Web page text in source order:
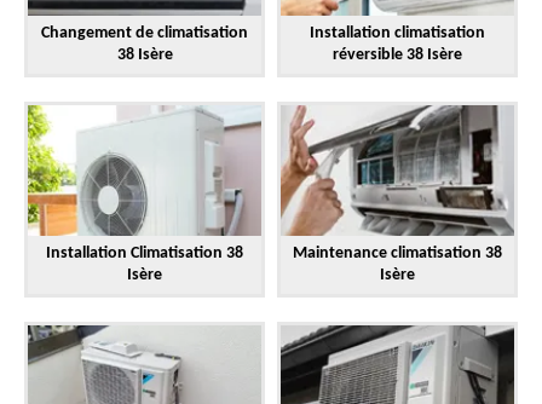
Changement de climatisation
38 Isère
Installation climatisation
réversible 38 Isère
Installation Climatisation 38
Isère
Maintenance climatisation 38
Isère